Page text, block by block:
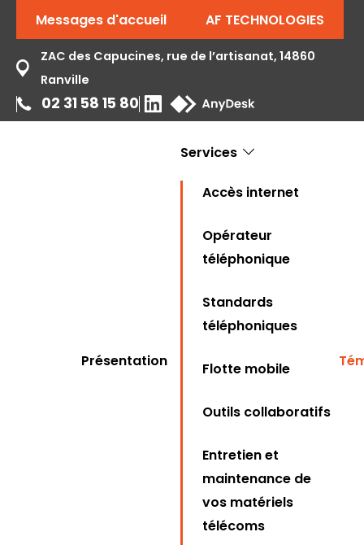
Messages d'accueil AF TECHNOLOGIES
ZAC des Capucines, rue de l’artisanat, 14860
Ranville
02 31 58 15 80
Présentation
Services
Accès internet
Opérateur
téléphonique
Standards
téléphoniques
Flotte mobile
Outils collaboratifs
Entretien et
maintenance de
vos matériels
télécoms